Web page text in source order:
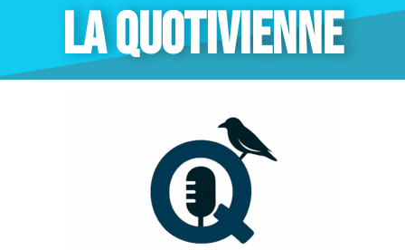
LA QUOTIVIENNE